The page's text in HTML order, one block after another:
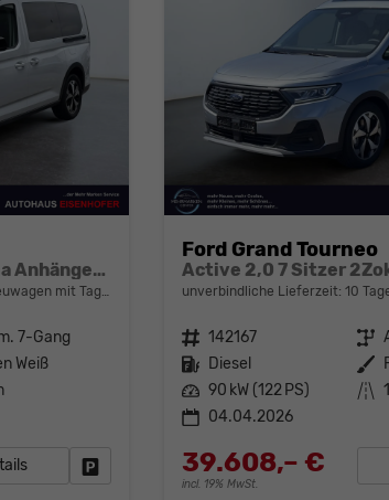
Active 2,0 7 Sitzer 2Zoklima Anhängerkupplung Panoramadach AGR Sitze Sitzheizung Einparkhilfe Kamera 17 Zoll Leichtmetall ACC
mit Tageszulassung
7-Gang
Weiß
Fahrzeug parken
Ford Grand Tourneo
unverbindliche Lieferzeit:10
Fahrzeugnr. 142167 Getriebe
Kraftstoff Diesel Außenfarbe
Leistung 90 kW (122 PS) Kilometerstand
04.04.2026
39.608,– €
incl. 19% MwSt.